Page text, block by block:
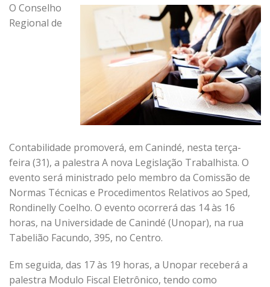
O Conselho
Regional de
Contabilidade promoverá, em Canindé, nesta terça-
feira (31), a palestra A nova Legislação Trabalhista. O
evento será ministrado pelo membro da Comissão de
Normas Técnicas e Procedimentos Relativos ao Sped,
Rondinelly Coelho. O evento ocorrerá das 14 às 16
horas, na Universidade de Canindé (Unopar), na rua
Tabelião Facundo, 395, no Centro.
Em seguida, das 17 às 19 horas, a Unopar receberá a
palestra Modulo Fiscal Eletrônico, tendo como